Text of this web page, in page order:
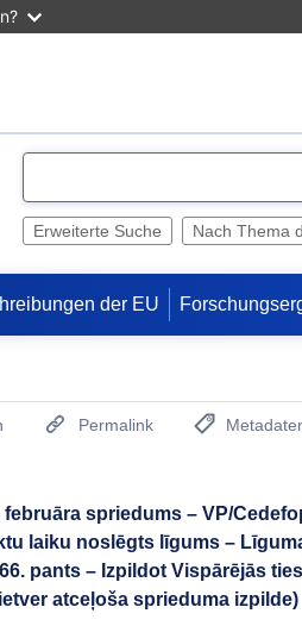
e
Erweiterte Suche Nach Thema
der EU
Permalink
februāra spriedums – VP/
laiku noslēgts līgums –
pants – Izpildot Vispārējās
atceļoša sprieduma izpilde)